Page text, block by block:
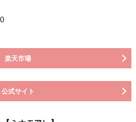
楽天市場
公式サイト